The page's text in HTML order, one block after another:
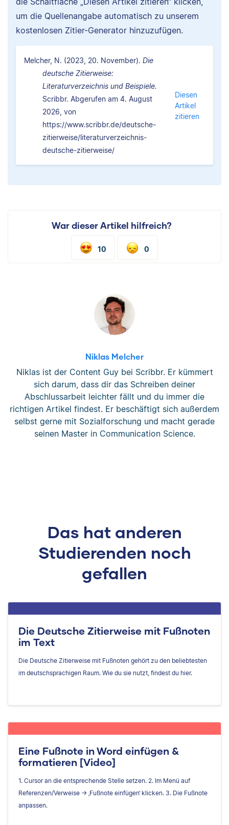
um die Quellenangabe automatisch zu unserem
kostenlosen Zitier-Generator hinzuzufügen.
Melcher, N. (2023, 20. November). Die
deutsche Zitierweise:
Literaturverzeichnis und Beispiele.
Scribbr. Abgerufen am 4. August
2026, von
https://www.scribbr.de/deutsche-
zitierweise/literaturverzeichnis-
deutsche-zitierweise/
Diesen
Artikel
zitieren
War dieser Artikel hilfreich?
10 0
Niklas Melcher
Niklas ist der Content Guy bei Scribbr. Er kümmert
sich darum, dass dir das Schreiben deiner
Abschlussarbeit leichter fällt und du immer die
richtigen Artikel findest. Er beschäftigt sich außerdem
selbst gerne mit Sozialforschung und macht gerade
seinen Master in Communication Science.
Das hat anderen
Studierenden noch
gefallen
Die Deutsche Zitierweise mit Fußnoten
im Text
Die Deutsche Zitierweise mit Fußnoten gehört zu den beliebtesten
im deutschsprachigen Raum. Wie du sie nutzt, findest du hier.
Eine Fußnote in Word einfügen &
formatieren [Video]
1. Cursor an die entsprechende Stelle setzen. 2. Im Menü auf
Referenzen/Verweise → ‚Fußnote einfügen‘ klicken. 3. Die Fußnote
anpassen.